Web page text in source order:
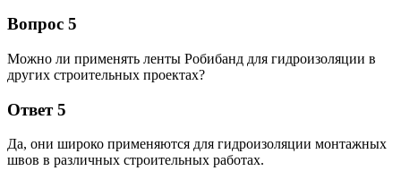
Вопрос 5
Можно ли применять ленты Робибанд для гидроизоляции в
других строительных проектах?
Ответ 5
Да, они широко применяются для гидроизоляции монтажных
швов в различных строительных работах.